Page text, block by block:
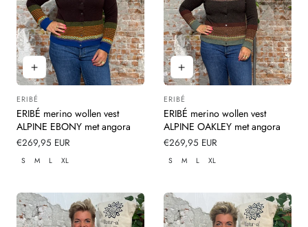
Leverancier:
ERIBÉ
ERIBÉ merino wollen vest
ALPINE EBONY met angora
Normale
prijs
€269,95 EUR
S M L XL
Leverancier:
ERIBÉ
ERIBÉ merino wollen vest
ALPINE OAKLEY met angora
Normale
prijs
€269,95 EUR
S M L XL